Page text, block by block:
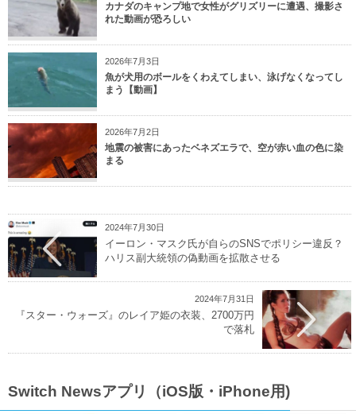
カナダのキャンプ地で女性がグリズリーに遭遇、撮影さ
れた動画が恐ろしい
2026年7月3日
魚が犬用のボールをくわえてしまい、泳げなくなってし
まう【動画】
2026年7月2日
地震の被害にあったベネズエラで、空が赤い血の色に染
まる
2024年7月30日
イーロン・マスク氏が自らのSNSでポリシー違反？
ハリス副大統領の偽動画を拡散させる
2024年7月31日
『スター・ウォーズ』のレイア姫の衣装、2700万円
で落札
Switch Newsアプリ（iOS版・iPhone用)